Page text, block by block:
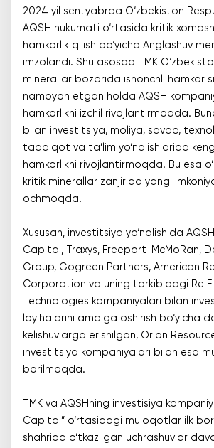
2024 yil sentyabrda O‘zbekiston
AQSH hukumati o‘rtasida kritik
hamkorlik qilish bo‘yicha Anglashuv
imzolandi. Shu asosda TMK
minerallar bozorida ishonchli hamkor
namoyon etgan holda AQSH
hamkorlikni izchil rivojlantirmoqda.
bilan investitsiya, moliya, savdo,
tadqiqot va ta’lim yo‘nalishlarida
hamkorlikni rivojlantirmoqda. Bu esa
kritik minerallar zanjirida yangi
ochmoqda.
Xususan, investitsiya yo‘nalishida
Capital, Traxys, Freeport-McMoRan,
Group, Gogreen Partners, American
Corporation va uning tarkibidagi Re
Technologies kompaniyalari bilan
loyihalarini amalga oshirish bo‘yicha
kelishuvlarga erishilgan, Orion
investitsiya kompaniyalari bilan esa
borilmoqda.
TMK va AQSHning investisiya
Capital” o‘rtasidagi muloqotlar ilk bor
shahrida o‘tkazilgan uchrashuvlar